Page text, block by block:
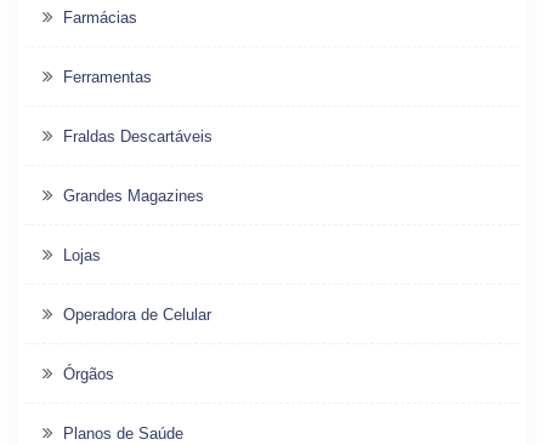
Farmácias
Ferramentas
Fraldas Descartáveis
Grandes Magazines
Lojas
Operadora de Celular
Órgãos
Planos de Saúde